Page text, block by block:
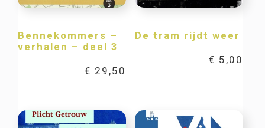
Bennekommers –
verhalen – deel 3
€ 29,50
De tram rijdt weer
€ 5,00